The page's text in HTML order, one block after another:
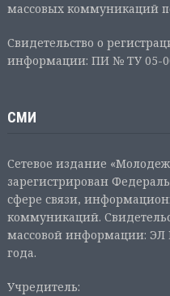
массовых коммуникаций
Свидетельство о
информации: ПИ № ТУ 05-
СМИ
Сетевое издание
зарегистрирован
сфере связи,
коммуникаций.
массовой информации: ЭЛ
года.
Учредитель: